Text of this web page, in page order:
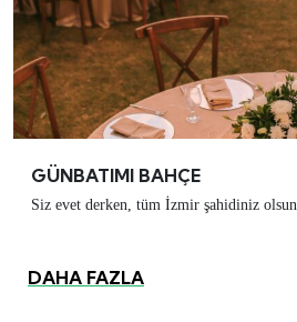
GÜNBATIMI BAHÇE
Siz evet derken, tüm İzmir şahidiniz olsun.
DAHA FAZLA